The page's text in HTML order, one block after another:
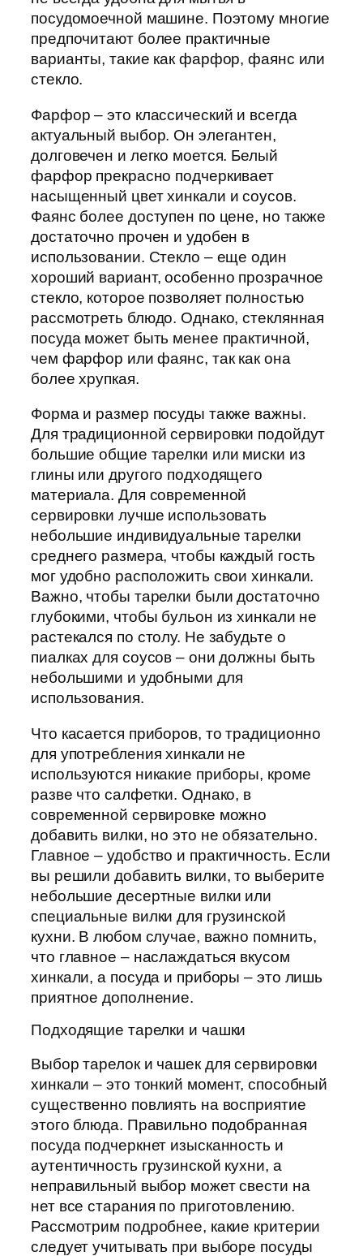
посудомоечной машине. Поэтому многие
предпочитают более практичные
варианты, такие как фарфор, фаянс или
стекло.
Фарфор – это классический и всегда
актуальный выбор. Он элегантен,
долговечен и легко моется. Белый
фарфор прекрасно подчеркивает
насыщенный цвет хинкали и соусов.
Фаянс более доступен по цене, но также
достаточно прочен и удобен в
использовании. Стекло – еще один
хороший вариант, особенно прозрачное
стекло, которое позволяет полностью
рассмотреть блюдо. Однако, стеклянная
посуда может быть менее практичной,
чем фарфор или фаянс, так как она
более хрупкая.
Форма и размер посуды также важны.
Для традиционной сервировки подойдут
большие общие тарелки или миски из
глины или другого подходящего
материала. Для современной
сервировки лучше использовать
небольшие индивидуальные тарелки
среднего размера, чтобы каждый гость
мог удобно расположить свои хинкали.
Важно, чтобы тарелки были достаточно
глубокими, чтобы бульон из хинкали не
растекался по столу. Не забудьте о
пиалках для соусов – они должны быть
небольшими и удобными для
использования.
Что касается приборов, то традиционно
для употребления хинкали не
используются никакие приборы, кроме
разве что салфетки. Однако, в
современной сервировке можно
добавить вилки, но это не обязательно.
Главное – удобство и практичность. Если
вы решили добавить вилки, то выберите
небольшие десертные вилки или
специальные вилки для грузинской
кухни. В любом случае, важно помнить,
что главное – наслаждаться вкусом
хинкали, а посуда и приборы – это лишь
приятное дополнение.
Подходящие тарелки и чашки
Выбор тарелок и чашек для сервировки
хинкали – это тонкий момент, способный
существенно повлиять на восприятие
этого блюда. Правильно подобранная
посуда подчеркнет изысканность и
аутентичность грузинской кухни, а
неправильный выбор может свести на
нет все старания по приготовлению.
Рассмотрим подробнее, какие критерии
следует учитывать при выборе посуды